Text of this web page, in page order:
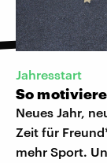
Jahresstart
So
Neues Jahr,
Zeit für
mehr Sport.